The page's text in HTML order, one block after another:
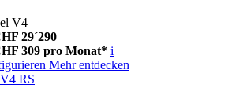
V4
29´290
309 pro Monat* i
Mehr entdecken
V4 RS